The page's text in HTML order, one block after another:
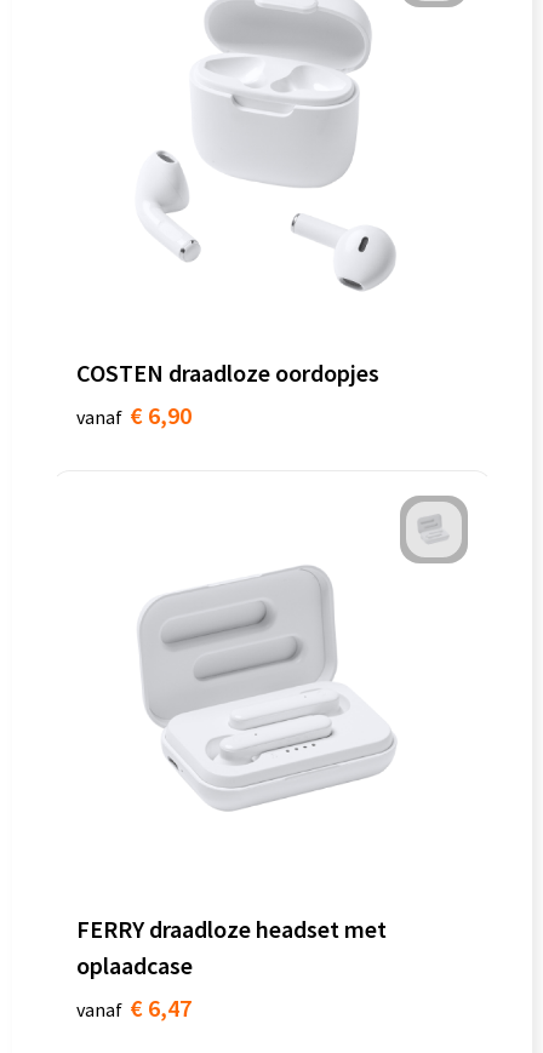
COSTEN draadloze oordopjes
vanaf € 6,90
FERRY draadloze headset met
oplaadcase
vanaf € 6,47